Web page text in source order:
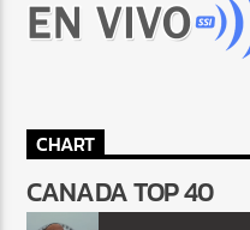
CHART
CANADA TOP 40